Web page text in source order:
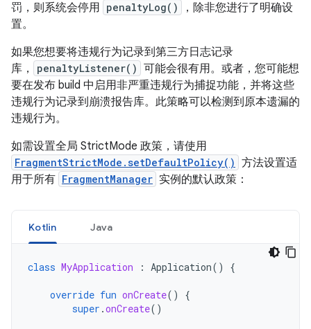
罚，则系统会停用 penaltyLog()
，除非您进行了明确设
置。
如果您想要将违规行为记录到第三方日志记录
库，
penaltyListener() 可能会很有用。或者，您可能想
要在发布 build 中启用非严重违规行为捕捉功能，并将这些
违规行为记录到崩溃报告库。此策略可以检测到原本遗漏的
违规行为。
如需设置全局 StrictMode 政策，请使用
FragmentStrictMode.setDefaultPolicy() 方法设置适
用于所有 FragmentManager 实例的默认政策：
Kotlin Java
class MyApplication : Application() {
override fun onCreate()
{
super .onCreate()